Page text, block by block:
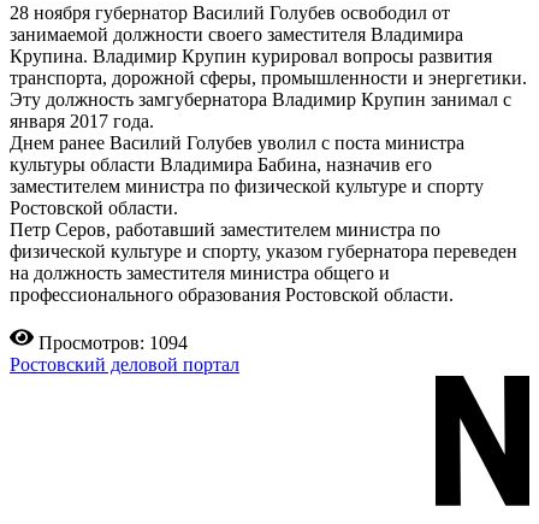
28 ноября губернатор Василий Голубев освободил от
занимаемой должности своего заместителя Владимира
Крупина. Владимир Крупин курировал вопросы развития
транспорта, дорожной сферы, промышленности и энергетики.
Эту должность замгубернатора Владимир Крупин занимал с
января 2017 года.
Днем ранее Василий Голубев уволил с поста министра
культуры области Владимира Бабина, назначив его
заместителем министра по физической культуре и спорту
Ростовской области.
Петр Серов, работавший заместителем министра по
физической культуре и спорту, указом губернатора переведен
на должность заместителя министра общего и
профессионального образования Ростовской области.
Просмотров: 1094
Ростовский деловой портал